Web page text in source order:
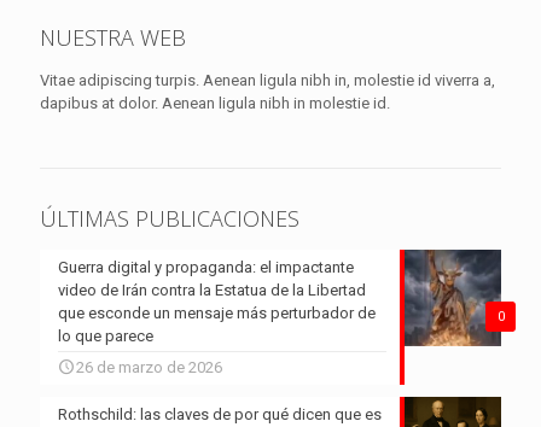
NUESTRA WEB
Vitae adipiscing turpis. Aenean ligula nibh in, molestie id viverra a,
dapibus at dolor. Aenean ligula nibh in molestie id.
ÚLTIMAS PUBLICACIONES
0
Guerra digital y propaganda: el impactante
video de Irán contra la Estatua de la Libertad
que esconde un mensaje más perturbador de
lo que parece
26 de marzo de 2026
Rothschild: las claves de por qué dicen que es